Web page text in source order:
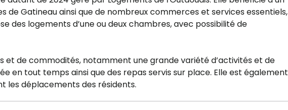
Gatineau ainsi que de nombreux commerces et services essentiels,
des logements d’une ou deux chambres, avec possibilité de
et de commodités, notamment une grande variété d’activités et de
en tout temps ainsi que des repas servis sur place. Elle est également
les déplacements des résidents.